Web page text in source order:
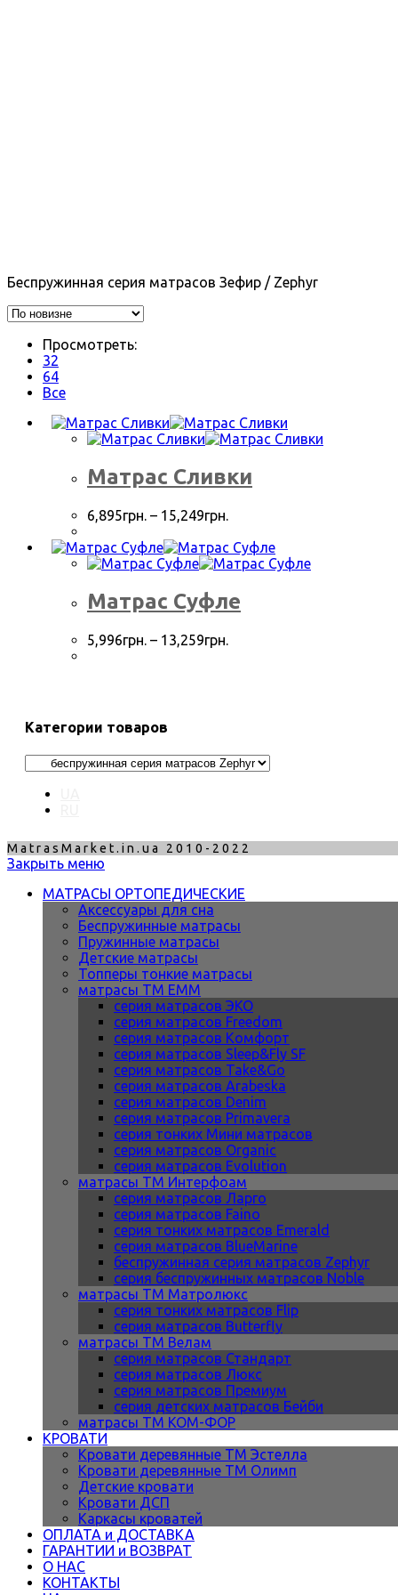
Беспружинная серия матрасов Зефир / Zephyr
Просмотреть:
32
64
Все
Матрас Сливки
6,895грн. – 15,249грн.
Матрас Суфле
5,996грн. – 13,259грн.
Категории товаров
MatrasMarket.in.ua 2010-2022
Закрыть меню
МАТРАСЫ ОРТОПЕДИЧЕСКИЕ
Аксессуары для сна
Беспружинные матрасы
Пружинные матрасы
Детские матрасы
Топперы тонкие матрасы
матрасы ТМ ЕММ
серия матрасов ЭКО
серия матрасов Freedom
серия матрасов Комфорт
серия матрасов Sleep&Fly SF
серия матрасов Take&Go
серия матрасов Arabeska
серия матрасов Denim
серия матрасов Primavera
серия тонких Мини матрасов
серия матрасов Organic
серия матрасов Evolution
матрасы ТМ Интерфоам
серия матрасов Ларго
серия матрасов Faino
серия тонких матрасов Emerald
серия матрасов BlueMarine
беспружинная серия матрасов Zephyr
серия беспружинных матрасов Noble
матрасы ТМ Матролюкс
серия тонких матрасов Flip
серия матрасов Butterfly
матрасы ТМ Велам
серия матрасов Стандарт
серия матрасов Люкс
серия матрасов Премиум
серия детских матрасов Бейби
матрасы ТМ КОМ-ФОР
КРОВАТИ
Кровати деревянные ТМ Эстелла
Кровати деревянные ТМ Олимп
Детские кровати
Кровати ДСП
Каркасы кроватей
ОПЛАТА и ДОСТАВКА
ГАРАНТИИ и ВОЗВРАТ
О НАС
КОНТАКТЫ